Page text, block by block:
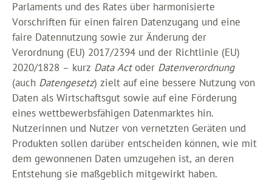
Parlaments und des Rates über harmonisierte
Vorschriften für einen fairen Datenzugang und eine
faire Datennutzung sowie zur Änderung der
Verordnung (EU) 2017/2394 und der Richtlinie (EU)
2020/1828 – kurz Data Actoder Datenverordnung
(auch Datengesetz) zielt auf eine bessere Nutzung von
Daten als Wirtschaftsgut sowie auf eine Förderung
eines wettbewerbsfähigen Datenmarktes hin.
Nutzerinnen und Nutzer von vernetzten Geräten und
Produkten sollen darüber entscheiden können, wie mit
dem gewonnenen Daten umzugehen ist, an deren
Entstehung sie maßgeblich mitgewirkt haben.